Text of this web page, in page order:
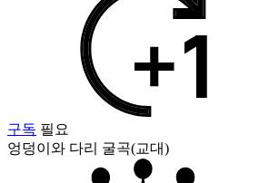
구독 필요
엉덩이와 다리 굴곡(교대)